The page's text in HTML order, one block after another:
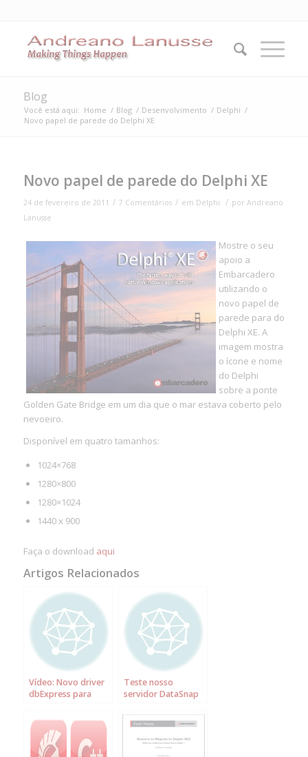
Blog
Você está aqui: Home / Blog / Desenvolvimento / Delphi /
Novo papel de parede do Delphi XE
Novo papel de parede do Delphi XE
24 de fevereiro de 2011 / 7 Comentários / em Delphi / por Andreano
Lanusse
Mostre o seu
apoio a
Embarcadero
utilizando o
novo papel de
parede para do
Delphi XE. A
imagem mostra
o ícone e nome
do Delphi
sobre a ponte
Golden Gate Bridge em um dia que o mar estava coberto pelo
nevoeiro.
Disponível em quatro tamanhos:
1024×768
1280×800
1280×1024
1440 x 900
Faça o download aqui
Artigos Relacionados
Vídeo: Novo driver
dbExpress para
2010 e C++Builder
2010
Teste nosso
servidor DataSnap